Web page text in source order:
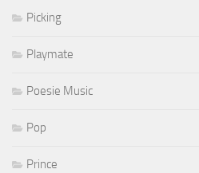
Picking
Playmate
Poesie Music
Pop
Prince